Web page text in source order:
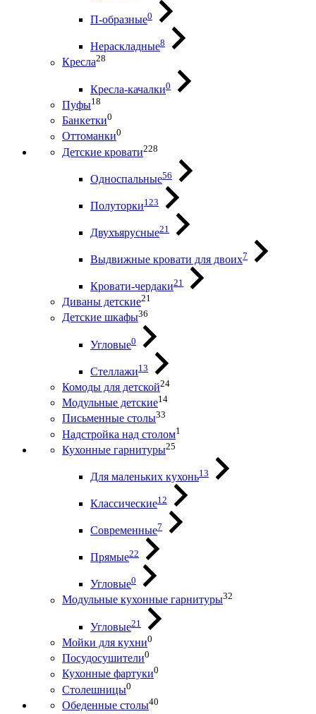
П-образные0
Нераскладные8
Кресла28
Кресла-качалки0
Пуфы18
Банкетки0
Оттоманки0
Детские кровати228
Односпальные56
Полуторки123
Двухъярусные21
Выдвижные кровати для двоих7
Кровати-чердаки21
Диваны детские21
Детские шкафы36
Угловые0
Стеллажи13
Комоды для детской24
Модульные детские14
Письменные столы33
Надстройка над столом1
Кухонные гарнитуры25
Для маленьких кухонь13
Классические12
Современные7
Прямые22
Угловые0
Модульные кухонные гарнитуры32
Угловые21
Мойки для кухни0
Посудосушители0
Кухонные фартуки0
Столешницы0
Обеденные столы40